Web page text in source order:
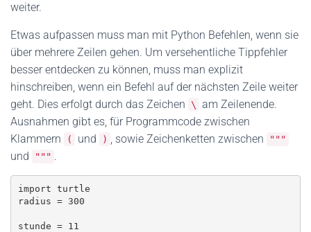
weiter.
Etwas aufpassen muss man mit Python Befehlen, wenn sie
über mehrere Zeilen gehen. Um versehentliche Tippfehler
besser entdecken zu können, muss man explizit
hinschreiben, wenn ein Befehl auf der nächsten Zeile weiter
geht. Dies erfolgt durch das Zeichen
\ am Zeilenende.
Ausnahmen gibt es, für Programmcode zwischen
Klammern
( und ) , sowie Zeichenketten zwischen """
und """ .
import turtle
radius = 300
stunde = 11